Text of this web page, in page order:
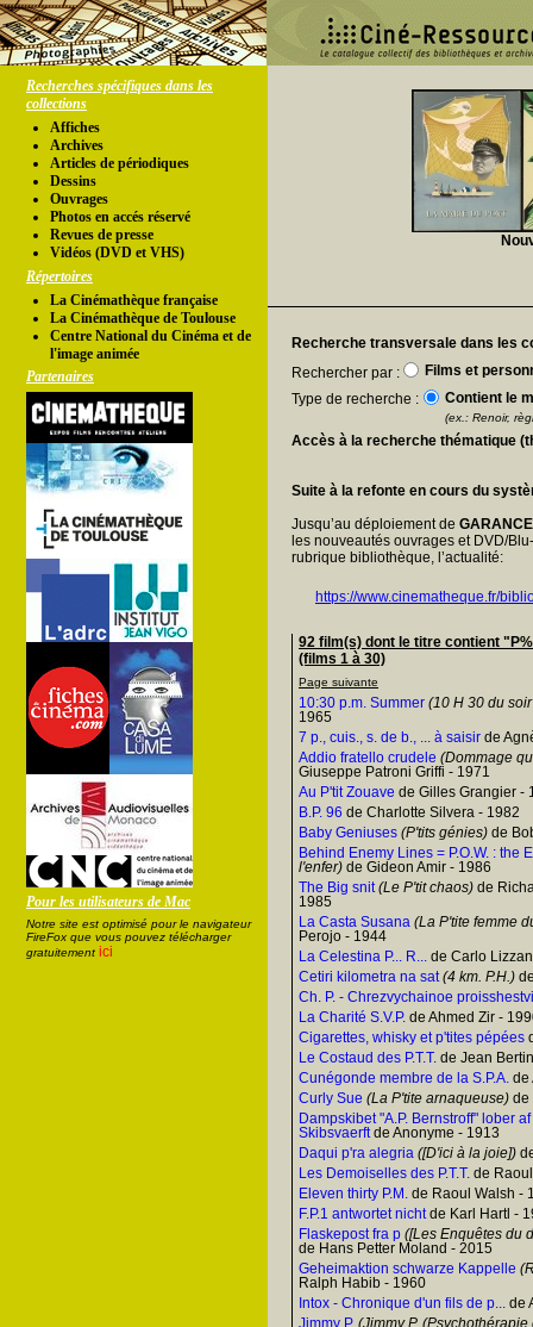
Recherches spécifiques dans les
collections
Affiches
Archives
Articles de périodiques
Dessins
Ouvrages
Photos en accés réservé
Revues de presse
Vidéos (DVD et VHS)
Répertoires
La Cinémathèque française
La Cinémathèque de Toulouse
Centre National du Cinéma et de
l'image animée
Partenaires
Pour les utilisateurs de Mac
Notre site est optimisé pour le navigateur
FireFox que vous pouvez télécharger
gratuitement ici
Recherche transversale dans les
Rechercher par :
Films et
Type de recherche :
Contient le
(ex.: Renoir,
Accès à la recherche thématique
Suite à la refonte en cours du
Jusqu’au déploiement de
les nouveautés ouvrages et DVD/
rubrique bibliothèque, l’actualité:
https://www.cinematheque.fr/
92 film(s) dont le titre contient
(films 1 à 30)
Page suivante
10:30 p.m. Summer (10 H 30 du
1965
7 p., cuis., s. de b., ... à saisir de
Addio fratello crudele (Dommage
Giuseppe Patroni Griffi - 1971
Au P'tit Zouave de Gilles Grangier -
B.P. 96 de Charlotte Silvera - 1982
Baby Geniuses (P'tits génies) de
Behind Enemy Lines = P.O.W. : the
l'enfer) de Gideon Amir - 1986
The Big snit(Le P'tit chaos) de
1985
La Casta Susana (La P'tite femme
Perojo - 1944
La Celestina P... R... de Carlo
Cetiri kilometra na sat(4 km. P.H.)
Ch. P. - Chrezvychainoe
La Charité S.V.P. de Ahmed Zir -
Cigarettes, whisky et p'tites pépées
Le Costaud des P.T.T. de Jean
Cunégonde membre de la S.P.A. de
Curly Sue (La P'tite arnaqueuse) de
Dampskibet "A.P. Bernstroff" lober
Skibsvaerftde Anonyme - 1913
Daqui p'ra alegria ([D'ici à la joie])
Les Demoiselles des P.T.T. de
Eleven thirty P.M. de Raoul Walsh -
F.P.1 antwortet nichtde Karl Hartl -
Flaskepost fra p ([Les Enquêtes du
de Hans Petter Moland - 2015
Geheimaktion schwarze Kappelle
Ralph Habib - 1960
Intox - Chronique d'un fils de p... de
Jimmy P. (Jimmy P.